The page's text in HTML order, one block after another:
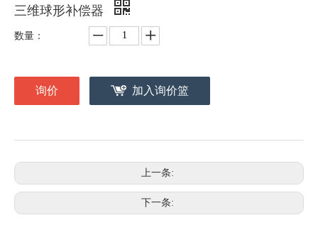
三维球形补偿器
数量：
询价 加入询价篮
上一条:
下一条: